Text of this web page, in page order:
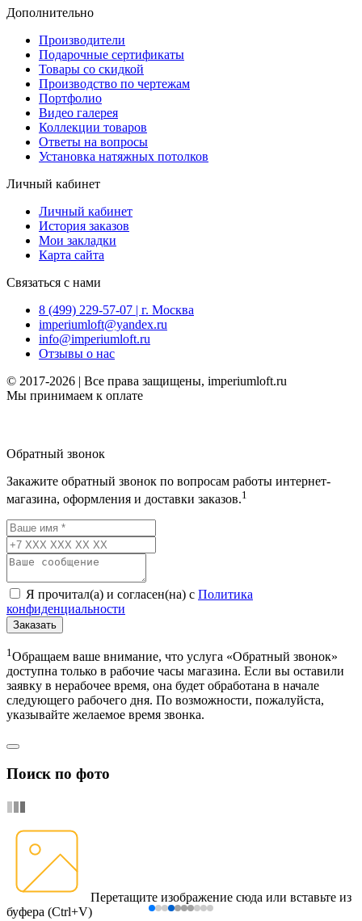
Дополнительно
Производители
Подарочные сертификаты
Товары со скидкой
Производство по чертежам
Портфолио
Видео галерея
Коллекции товаров
Ответы на вопросы
Установка натяжных потолков
Личный кабинет
Личный кабинет
История заказов
Мои закладки
Карта сайта
Связаться с нами
8 (499) 229-57-07 | г. Москва
imperiumloft@yandex.ru
info@imperiumloft.ru
Отзывы о нас
© 2017-2026 | Все права защищены, imperiumloft.ru
Мы принимаем к оплате
Обратный звонок
Закажите обратный звонок по вопросам работы интернет-
магазина, оформления и доставки заказов.1
Я прочитал(а) и согласен(на) с Политика
конфиденциальности
Заказать
1Обращаем ваше внимание, что услуга «Обратный звонок»
доступна только в рабочие часы магазина. Если вы оставили
заявку в нерабочее время, она будет обработана в начале
следующего рабочего дня. По возможности, пожалуйста,
указывайте желаемое время звонка.
Поиск по фото
Перетащите изображение сюда или вставьте из
буфера (Ctrl+V)